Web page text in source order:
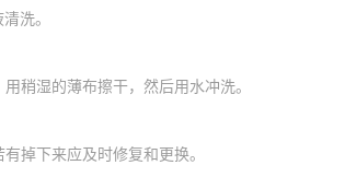
洗。
稍湿的薄布擦干，然后用水冲洗。
掉下来应及时修复和更换。